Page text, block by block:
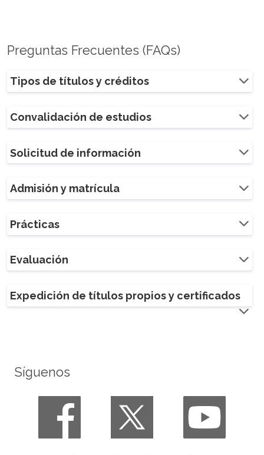
Preguntas Frecuentes (FAQs)
Tipos de títulos y créditos
Convalidación de estudios
Solicitud de información
Admisión y matrícula
Prácticas
Evaluación
Expedición de títulos propios y certificados
Síguenos